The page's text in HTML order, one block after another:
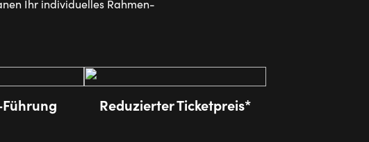
Ihr individuelles Rahmen-
Reduzierter Ticketpreis*